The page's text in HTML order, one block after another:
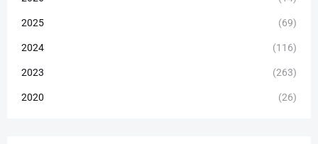
2025 (69)
2024 (116)
2023 (263)
2020 (26)